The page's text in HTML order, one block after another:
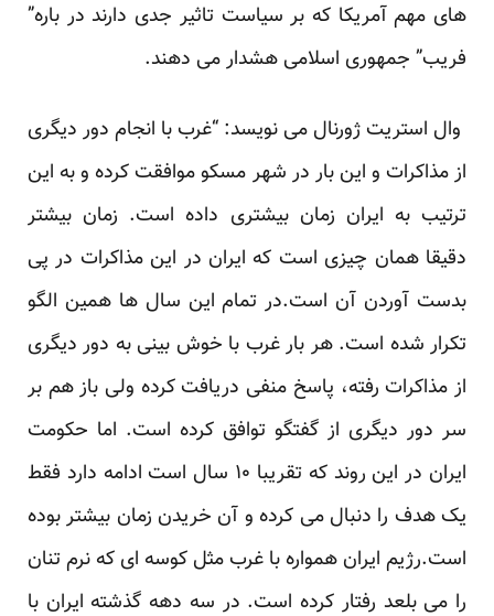
های مهم آمریکا که بر سیاست تاثیر جدی دارند در باره”
فریب” جمهوری اسلامی هشدار می دهند.
وال استریت ژورنال می نویسد: “غرب با انجام دور دیگری
از مذاکرات و این بار در شهر مسکو موافقت کرده و به این
ترتیب به ایران زمان بیشتری داده است. زمان بیشتر
دقیقا همان چیزی است که ایران در این مذاکرات در پی
بدست آوردن آن است.در تمام این سال ها همین الگو
تکرار شده است. هر بار غرب با خوش بینی به دور دیگری
از مذاکرات رفته، پاسخ منفی دریافت کرده ولی باز هم بر
سر دور دیگری از گفتگو توافق کرده است. اما حکومت
ایران در این روند که تقریبا ۱۰ سال است ادامه دارد فقط
یک هدف را دنبال می کرده و آن خریدن زمان بیشتر بوده
است.رژیم ایران همواره با غرب مثل کوسه ای که نرم تنان
را می بلعد رفتار کرده است. در سه دهه گذشته ایران با